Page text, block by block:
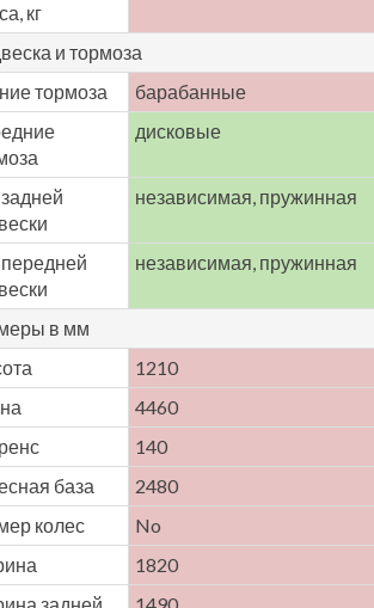
кг
и тормоза
тормоза
барабанные
дисковые
независимая, пружинная
независимая, пружинная
в мм
1210
4460
140
база
2480
колес
No
1820